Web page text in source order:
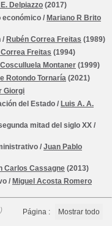
Delpiazzo (2017)
económico / Mariano R Brito
/ Rubén Correa Freitas (1989)
Correa Freitas (1994)
Montaner (1999)
Rotondo Tornaría (2021)
Giorgi
del Estado / Luis A. A.
mitad del siglo XX /
/ Juan Pablo
Carlos Cassagne (2013)
/ Miguel Acosta Romero
Página : Mostrar todo